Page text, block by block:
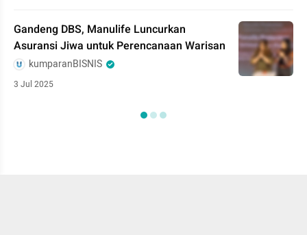
Gandeng DBS, Manulife Luncurkan
Asuransi Jiwa untuk Perencanaan Warisan
kumparanBISNIS
3 Jul 2025